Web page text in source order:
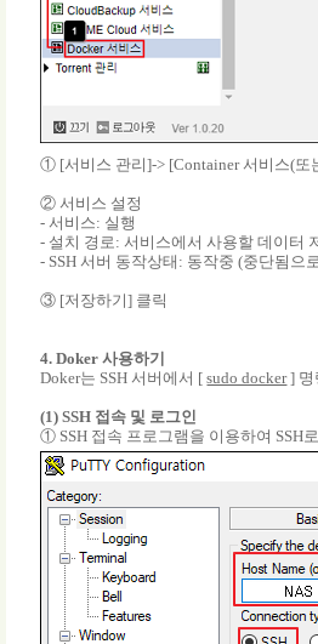
① [서비스 관리]-> [Container 서비스(또
② 서비스 설정
- 서비스: 실행
- 설치 경로: 서비스에서 사용할 데이터
- SSH 서버 동작상태: 동작중 (중단됨으
③ [저장하기] 클릭
4. Doker 사용하기
Doker는 SSH 서버에서 [sudo docker] 명
(1) SSH 접속 및 로그인
① SSH 접속 프로그램을 이용하여 SSH